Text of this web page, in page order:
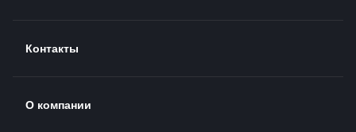
Контакты
О компании